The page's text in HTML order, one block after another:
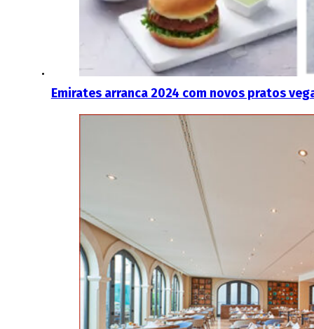
Emirates arranca 2024 com novos pratos